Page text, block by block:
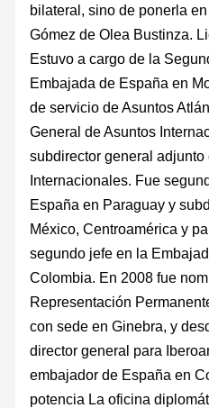
bilateral, sino de ponerla
Gómez de Olea Bustinza.
Estuvo a cargo de la
Embajada de España en
de servicio de Asuntos
General de Asuntos
subdirector general adjunto
Internacionales. Fue
España en Paraguay y
México, Centroamérica y
segundo jefe en la
Colombia. En 2008 fue
Representación
con sede en Ginebra, y
director general para
embajador de España en
potencia La oficina